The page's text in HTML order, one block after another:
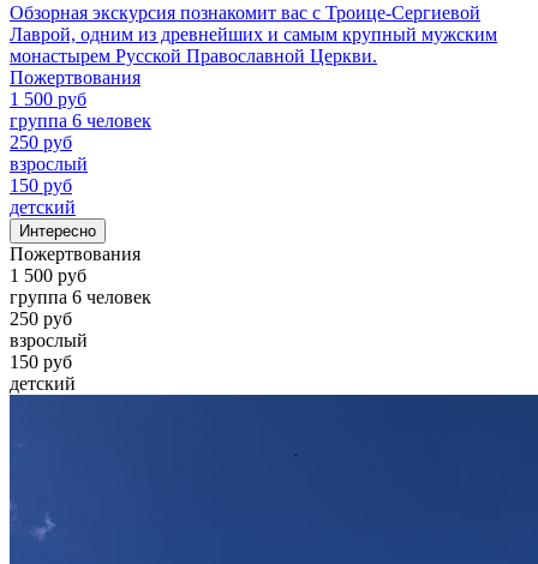
Обзорная экскурсия познакомит вас с Троице-Сергиевой
Лаврой, одним из древнейших и самым крупный мужским
монастырем Русской Православной Церкви.
Пожертвования
1 500 руб
группа 6 человек
250 руб
взрослый
150 руб
детский
Интересно
Пожертвования
1 500 руб
группа 6 человек
250 руб
взрослый
150 руб
детский